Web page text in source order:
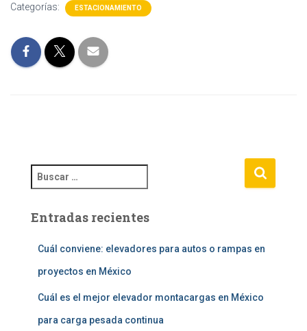
Categorías: ESTACIONAMIENTO
u
c
Entradas recientes
Cuál conviene: elevadores para autos o rampas en
proyectos en México
Cuál es el mejor elevador montacargas en México
para carga pesada continua